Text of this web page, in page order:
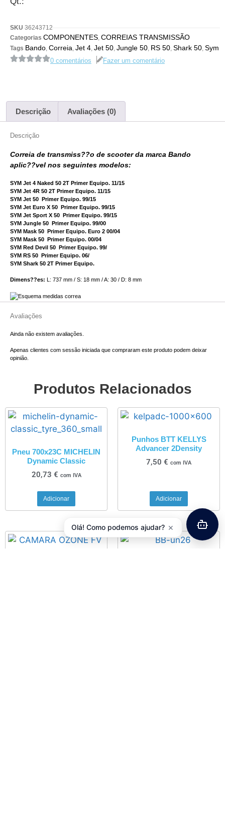
SKU 36243712
Categorias COMPONENTES, CORREIAS TRANSMISSÃO
Tags Bando, Correia, Jet 4, Jet 50, Jungle 50, RS 50, Shark 50, Sym
0 comentários Fazer um comentário
Descrição Avaliações (0)
Descrição
Correia de transmiss??o de scooter da marca Bando
aplic??vel nos seguintes modelos:
SYM Jet 4 Naked 50 2T Primer Equipo. 11/15
SYM Jet 4R 50 2T Primer Equipo. 11/15
SYM Jet 50 Primer Equipo. 99/15
SYM Jet Euro X 50 Primer Equipo. 99/15
SYM Jet Sport X 50 Primer Equipo. 99/15
SYM Jungle 50 Primer Equipo. 99/00
SYM Mask 50 Primer Equipo. Euro 2 00/04
SYM Mask 50 Primer Equipo. 00/04
SYM Red Devil 50 Primer Equipo. 99/
SYM RS 50 Primer Equipo. 06/
SYM Shark 50 2T Primer Equipo.
Dimens??es: L: 737 mm / S: 18 mm / A: 30 / D: 8 mm
Avaliações
Ainda não existem avaliações.
Apenas clientes com sessão iniciada que compraram este produto podem deixar
opinião.
Produtos Relacionados
Pneu 700x23C MICHELIN
Dynamic Classic
20,73 € com IVA
Adicionar
Punhos BTT KELLYS
Advancer 2Density
7,50 € com IVA
Adicionar
Olá! Como podemos ajudar? ×